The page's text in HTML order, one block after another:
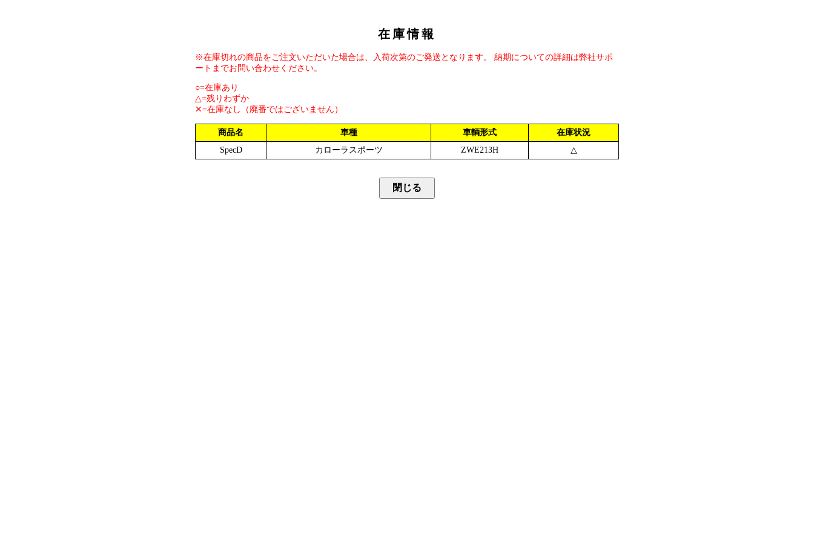
在庫情報
※在庫切れの商品をご注文いただいた場合は、入荷次第のご発送となります。 納期についての詳細は弊社サポ
ートまでお問い合わせください。
○=在庫あり
△=残りわずか
✕=在庫なし（廃番ではございません）
商品名 車種 車輌形式
在庫状況
SpecD
カローラスポーツ ZWE213H △